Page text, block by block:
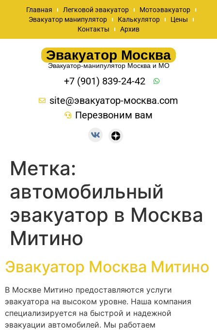
Главная Легковой эвакуатор
Мотоэвакуатор
Эвакуатор манипулятор
Калькулятор
Цены
Контакты
Архив
Эвакуатор Москва
Эвакуатор-манипулятор Москва и МО
+7 (901) 839-24-42
site@эвакуатор-москва.com
Перезвоним вам
Метка:
автомобильный
эвакуатор в Москва
Митино
Эвакуатор Москва Митино
В Москве Митино предоставляются услуги
эвакуатора на высоком уровне. Наша компания
специализируется на быстрой и надежной
эвакуации автомобилей. Мы работаем